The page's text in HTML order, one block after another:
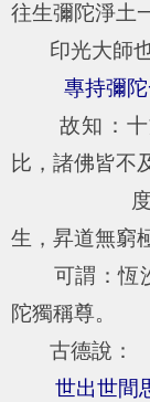
往生彌陀淨土
印光大師也
專持彌
故知：十
比，諸佛皆不
度生無障
生，昇道無窮
可謂：恆沙
陀獨稱尊。
古德說：
世出世間